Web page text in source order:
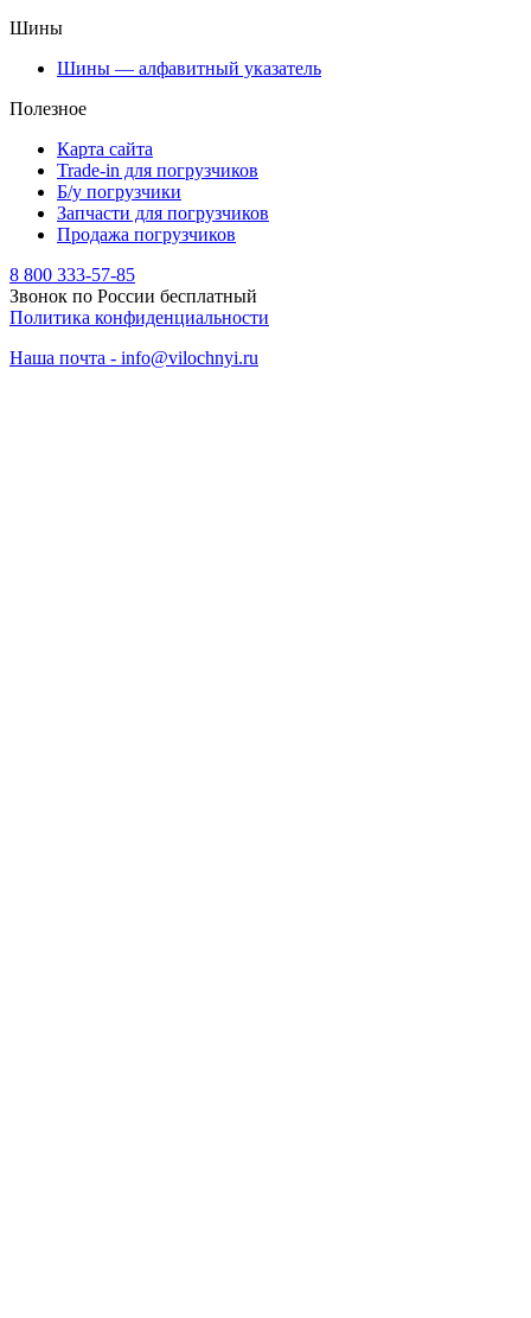
Шины
Шины — алфавитный указатель
Полезное
Карта сайта
Trade-in для погрузчиков
Б/у погрузчики
Запчасти для погрузчиков
Продажа погрузчиков
8 800 333-57-85
Звонок по России бесплатный
Политика конфиденциальности
Наша почта - info@vilochnyi.ru